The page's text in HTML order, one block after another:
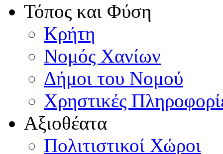
Τόπος και Φύση
Κρήτη
Νομός Χανίων
Δήμοι του Νομού
Χρηστικές
Αξιοθέατα
Πολιτιστικοί Χώροι